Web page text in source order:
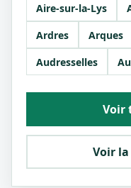
Aire-sur-la-Lys
Ardres
Arques
Audresselles
Voir
Voir